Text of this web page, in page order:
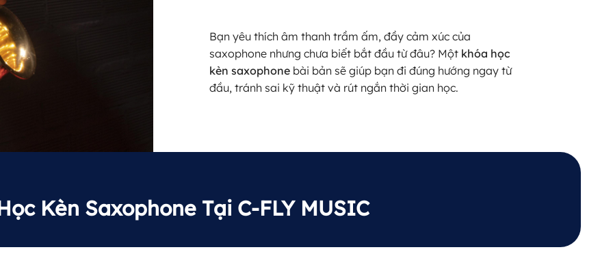
Bạn yêu thích âm thanh trầm ấm, đầy cảm xúc của
saxophone nhưng chưa biết bắt đầu từ đâu? Một khóa học
kèn saxophonebài bản sẽ giúp bạn đi đúng hướng ngay từ
đầu, tránh sai kỹ thuật và rút ngắn thời gian học.
Kèn Saxophone Tại C-FLY MUSIC